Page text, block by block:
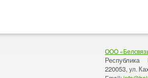
ООО
220053, ул.